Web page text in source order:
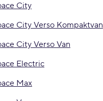
City
City Verso Kompaktvan
City Verso Van
Electric
Max